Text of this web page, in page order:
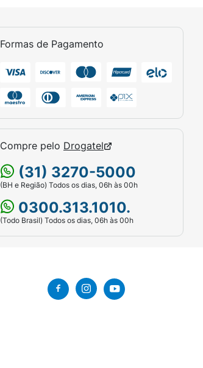
Formas de Pagamento
Compre pelo Drogatel
(31) 3270-5000
(BH e Região) Todos os dias, 06h às 00h
0300.313.1010.
(Todo Brasil) Todos os dias, 06h às 00h